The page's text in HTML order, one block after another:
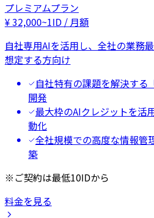
プレミアムプラン
¥32,000~1ID / 月額
自社専用AIを活用し、全社の業務
想定する方向け
自社特有の課題を解決する
開発
最大枠のAIクレジットを活
動化
全社規模での高度な情報管
築
※ご契約は最低10IDから
料金を見る